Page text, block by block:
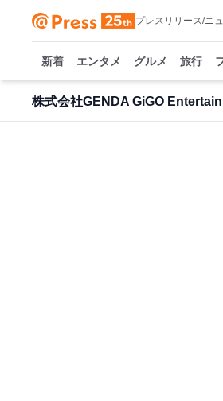
プレスリリース/ニ
新着 エンタメ グルメ 旅行
株式会社GENDA GiGO